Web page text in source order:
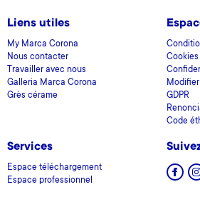
Liens utiles
My Marca Corona
Nous contacter
Travailler avec nous
Galleria Marca Corona
Grès cérame
Cookies
GDPR
Code
Services
Espace téléchargement
Espace professionnel